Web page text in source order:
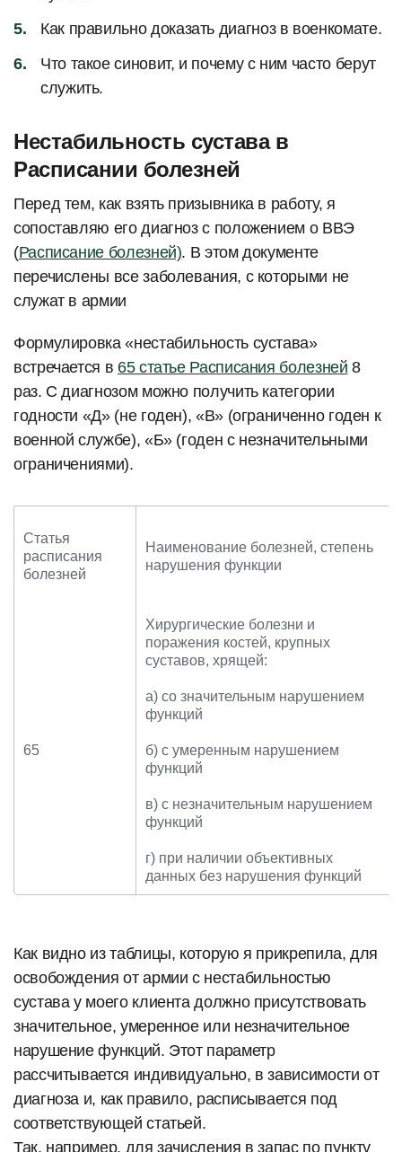
Как правильно доказать диагноз в военкомате.
Что такое синовит, и почему с ним часто берут
служить.
Нестабильность сустава в
Расписании болезней
Перед тем, как взять призывника в работу, я
сопоставляю его диагноз с положением о ВВЭ
(Расписание болезней). В этом документе
перечислены все заболевания, с которыми не
служат в армии
Формулировка «нестабильность сустава»
встречается в 65 статье Расписания болезней 8
раз. С диагнозом можно получить категории
годности «Д» (не годен), «В» (ограниченно годен к
военной службе), «Б» (годен с незначительными
ограничениями).
Статья
расписания
болезней
Наименование болезней, степень
нарушения функции
65
Хирургические болезни и
поражения костей, крупных
суставов, хрящей:
а) со значительным нарушением
функций
б) с умеренным нарушением
функций
в) с незначительным нарушением
функций
г) при наличии объективных
данных без нарушения функций
Как видно из таблицы, которую я прикрепила, для
освобождения от армии с нестабильностью
сустава у моего клиента должно присутствовать
значительное, умеренное или незначительное
нарушение функций. Этот параметр
рассчитывается индивидуально, в зависимости от
диагноза и, как правило, расписывается под
соответствующей статьей.
Так, например, для зачисления в запас по пункту